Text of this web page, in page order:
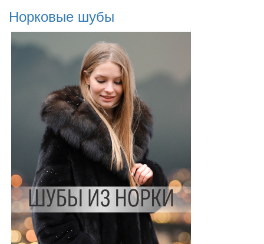
Норковые шубы